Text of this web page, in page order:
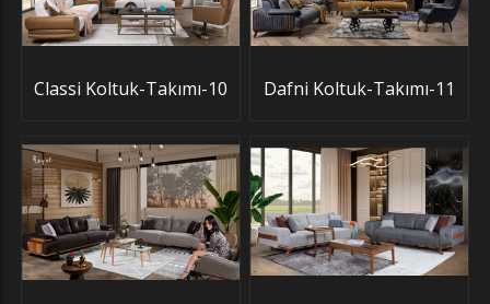
Classi Koltuk-Takımı-10 Dafni Koltuk-Takımı-11